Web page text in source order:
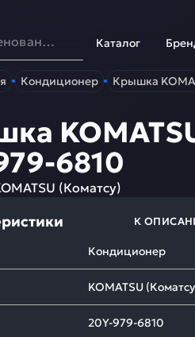
Каталог
Кондиционер Крышка
6810
(Коматсу)
К
Кондиционер
KOMATSU (Коматсу
20Y-979-6810